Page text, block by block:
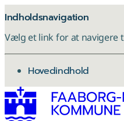
Indholdsnavigation
Vælg et link for at navigere
gå til
Hovedindhold